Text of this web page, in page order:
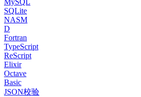
MySQL
SQLite
NASM
D
Fortran
TypeScript
ReScript
Elixir
Octave
Basic
JSON校验